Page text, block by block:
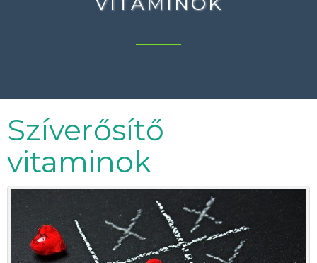
Szíverősítő
vitaminok